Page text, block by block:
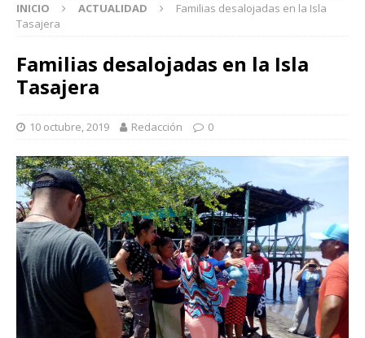
INICIO ACTUALIDAD
Familias desalojadas en la Isla
Tasajera
Familias desalojadas en la Isla
Tasajera
10 octubre, 2019 Redacción 0